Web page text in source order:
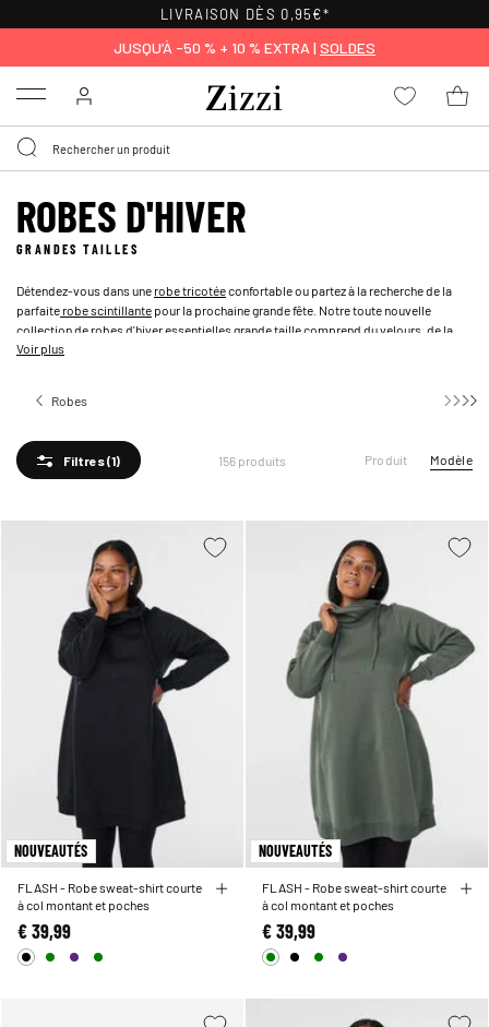
POLITIQUE DE RETOUR DE 30 JOURS
JUSQU’À -50 % + 10 % EXTRA | SOLDES
Menu
ROBES D'HIVER
GRANDES TAILLES
Détendez-vous dans unerobe tricotéeconfortable ou partez à la recherche de la
parfaiterobe scintillantepour la prochaine grande fête. Notre toute nouvelle
collection de robes d'hiver essentielles grande taille comprend du velours, de la
laine et des paillettes - des matières indispensables cet hiver. Transformez votre
bottes préférées et une paire de
Voir plus
Robes
Filtres(1) 156 produits Produit Modèle
NOUVEAUTÉS
FLASH - Robe sweat-shirt courte
à col montant et poches
€ 39,99
NOUVEAUTÉS
FLASH - Robe sweat-shirt courte
à col montant et poches
€ 39,99